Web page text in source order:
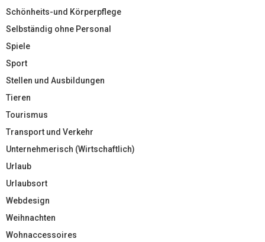
Schönheits-und Körperpflege
Selbständig ohne Personal
Spiele
Sport
Stellen und Ausbildungen
Tieren
Tourismus
Transport und Verkehr
Unternehmerisch (Wirtschaftlich)
Urlaub
Urlaubsort
Webdesign
Weihnachten
Wohnaccessoires